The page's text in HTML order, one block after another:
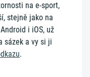
na e-sport,
stejně jako na
i iOS, už
sázek a vy si ji
.